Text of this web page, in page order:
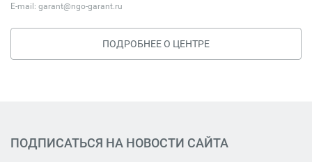
E-mail: garant@ngo-garant.ru
ПОДРОБНЕЕ О ЦЕНТРЕ
ПОДПИСАТЬСЯ НА НОВОСТИ САЙТА